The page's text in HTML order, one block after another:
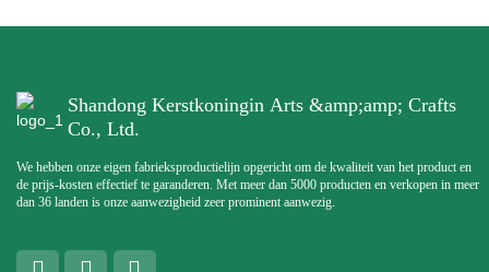
Shandong Kerstkoningin Arts &amp;amp; Crafts
Co., Ltd.
We hebben onze eigen fabrieksproductielijn opgericht om de kwaliteit van het product en
de prijs-kosten effectief te garanderen. Met meer dan 5000 producten en verkopen in meer
dan 36 landen is onze aanwezigheid zeer prominent aanwezig.